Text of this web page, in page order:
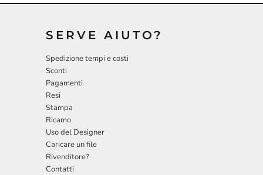
SERVE AIUTO?
Spedizione tempi e costi
Sconti
Pagamenti
Resi
Stampa
Ricamo
Uso del Designer
Caricare un file
Rivenditore?
Contatti